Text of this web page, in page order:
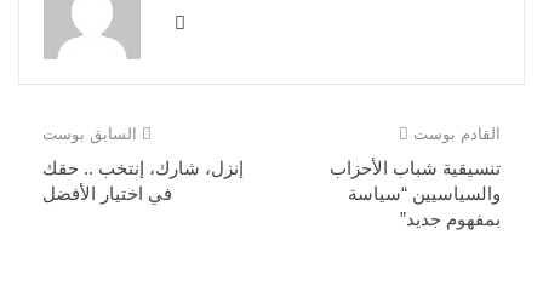
السابق بوست
إنزل، شارك، إنتخب .. حقك
في اختيار الأفضل
القادم بوست
تنسيقية شباب الأحزاب
والسياسيين “سياسة
بمفهوم جديد”